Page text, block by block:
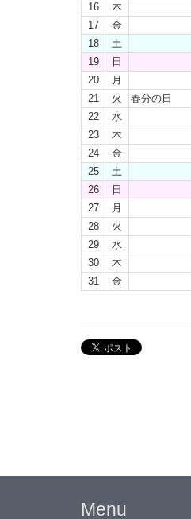
16
木
17
金
18
土
19
日
20
月
21
火
春分の日
22
水
23
木
24
金
25
土
26
日
27
月
28
火
29
水
30
木
31
金
Menu